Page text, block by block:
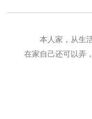
本人家，从生
在家自己还可以弄